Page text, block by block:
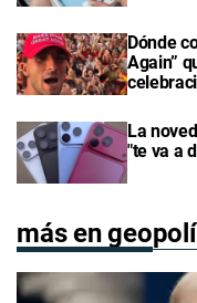
Dónde
Again”
La
"te va a
más en